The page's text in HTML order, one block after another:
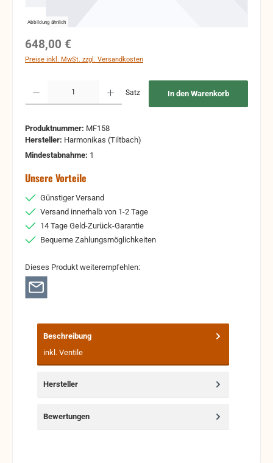
Abbildung ähnlich
Regulärer Preis:
648,00 €
Preise inkl. MwSt. zzgl. Versandkosten
Satz In den Warenkorb
Produktnummer: MF158
Hersteller: Harmonikas (Tiltbach)
Mindestabnahme: 1
Unsere Vorteile
Günstiger Versand
Versand innerhalb von 1-2 Tage
14 Tage Geld-Zurück-Garantie
Bequeme Zahlungsmöglichkeiten
Dieses Produkt weiterempfehlen:
Beschreibung
inkl. Ventile
Hersteller
Bewertungen